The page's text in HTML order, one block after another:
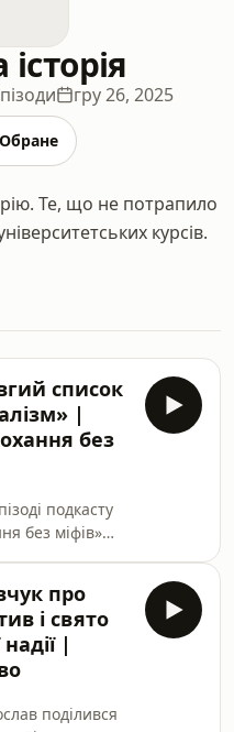
гру 26, 2025
Обране
Те, що не потрапило
курсів.
список
|
без
подкасту
без міфів»
Франко
вибору
він
не проти
таку
про
і свято
|
поділився